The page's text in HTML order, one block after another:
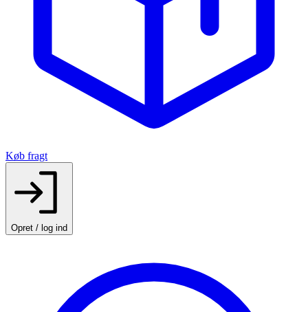
Køb fragt
Opret / log ind